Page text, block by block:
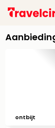
ontbijt